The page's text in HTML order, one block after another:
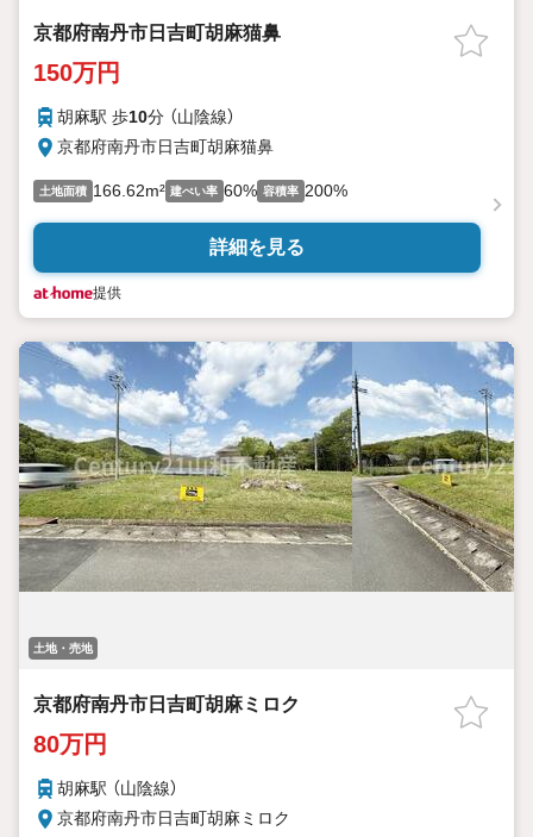
京都府南丹市日吉町胡麻猫鼻
150万円
胡麻駅 歩10分 （山陰線）
京都府南丹市日吉町胡麻猫鼻
土地面積 166.62m² 建ぺい率 60% 容積率 200%
詳細を見る
提供
土地・売地
京都府南丹市日吉町胡麻ミロク
80万円
胡麻駅 （山陰線）
京都府南丹市日吉町胡麻ミロク